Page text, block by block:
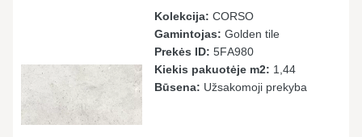
Kolekcija: CORSO
Gamintojas: Golden tile
Prekės ID: 5FА980
Kiekis pakuotėje m2: 1,44
Būsena: Užsakomoji prekyba